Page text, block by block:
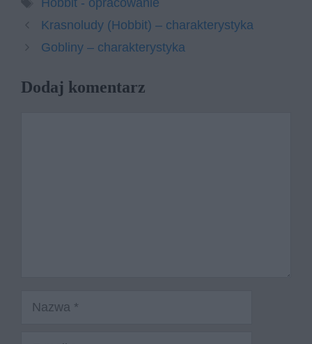
Hobbit - opracowanie
Krasnoludy (Hobbit) – charakterystyka
Gobliny – charakterystyka
Dodaj komentarz
Nazwa